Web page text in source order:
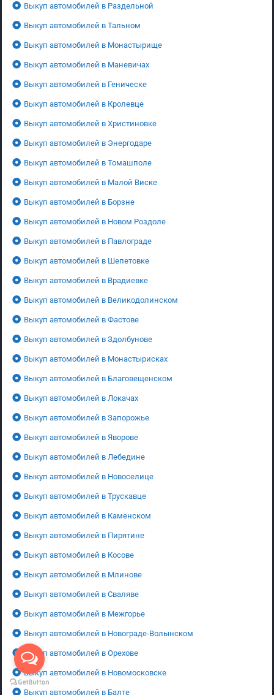
Выкуп автомобилей в Раздельной
Выкуп автомобилей в Тальном
Выкуп автомобилей в Монастырище
Выкуп автомобилей в Маневичах
Выкуп автомобилей в Геническе
Выкуп автомобилей в Кролевце
Выкуп автомобилей в Христиновке
Выкуп автомобилей в Энергодаре
Выкуп автомобилей в Томашполе
Выкуп автомобилей в Малой Виске
Выкуп автомобилей в Борзне
Выкуп автомобилей в Новом Роздоле
Выкуп автомобилей в Павлограде
Выкуп автомобилей в Шепетовке
Выкуп автомобилей в Врадиевке
Выкуп автомобилей в Великодолинском
Выкуп автомобилей в Фастове
Выкуп автомобилей в Здолбунове
Выкуп автомобилей в Монастырисках
Выкуп автомобилей в Благовещенском
Выкуп автомобилей в Локачах
Выкуп автомобилей в Запорожье
Выкуп автомобилей в Яворове
Выкуп автомобилей в Лебедине
Выкуп автомобилей в Новоселице
Выкуп автомобилей в Трускавце
Выкуп автомобилей в Каменском
Выкуп автомобилей в Пирятине
Выкуп автомобилей в Косове
Выкуп автомобилей в Млинове
Выкуп автомобилей в Сваляве
Выкуп автомобилей в Межгорье
Выкуп автомобилей в Новограде-Волынском
Выкуп автомобилей в Орехове
Выкуп автомобилей в Новомосковске
Выкуп автомобилей в Балте